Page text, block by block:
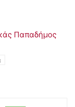
Παπαδήμος